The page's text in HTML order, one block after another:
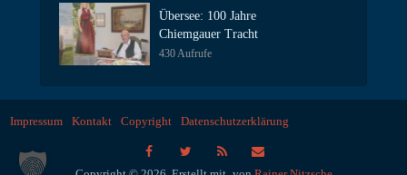
Übersee: 100 Jahre
Chiemgauer Tracht
430 Aufrufe
Impressum Kontakt Copyright Datenschutzerklärung